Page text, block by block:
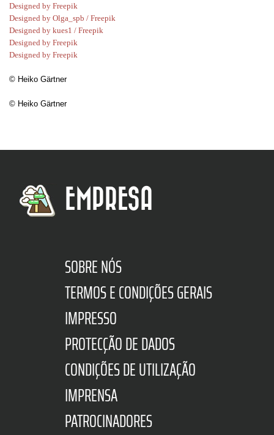
Designed by Freepik
Designed by Olga_spb / Freepik
Designed by kues1 / Freepik
Designed by Freepik
Designed by Freepik
© Heiko Gärtner
© Heiko Gärtner
EMPRESA
SOBRE NÓS
TERMOS E CONDIÇÕES GERAIS
IMPRESSO
PROTECÇÃO DE DADOS
CONDIÇÕES DE UTILIZAÇÃO
IMPRENSA
PATROCINADORES